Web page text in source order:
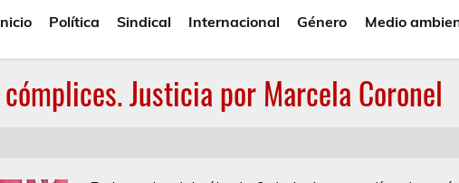
Política Sindical Internacional Género Medio
Justicia por Marcela Coronel